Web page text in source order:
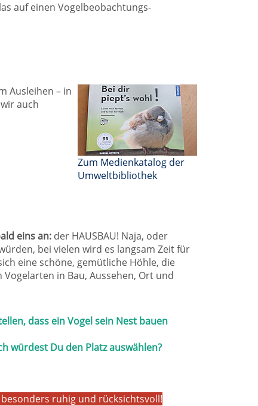
auf einen Vogelbeobachtungs-
Zum Medienkatalog der
Umweltbibliothek
Ausleihen – in
auch
eins an: der HAUSBAU! Naja, oder
bei vielen wird es langsam Zeit für
eine schöne, gemütliche Höhle, die
in Bau, Aussehen, Ort und
dass ein Vogel sein Nest bauen
würdest Du den Platz auswählen?
ruhig und rücksichtsvoll!